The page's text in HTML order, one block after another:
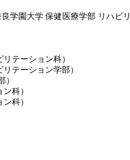
学園大学 保健医療学部 リハビリ
テーション科）
テーション学部）
科）
科）